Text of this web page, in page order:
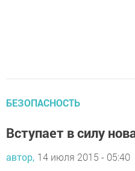
БЕЗОПАСНОСТЬ
Вступает в силу
автор, 14 июля 2015 - 05:40